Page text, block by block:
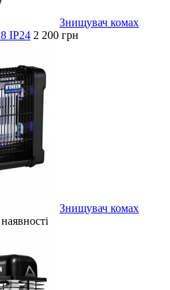
Знищувач комах
IP24 2 200 грн
Знищувач комах